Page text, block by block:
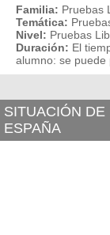
Familia: Pruebas
Temática:
Nivel: Pruebas
Duración: El
alumno: se
SITUACIÓN
ESPAÑA